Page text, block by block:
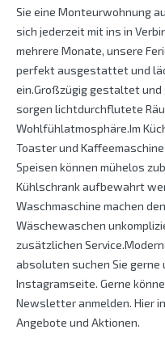
Sie eine Monteurwohnung
sich jederzeit mit ins in
mehrere Monate, unsere
perfekt ausgestattet und
ein.Großzügig gestaltet
sorgen lichtdurchflutete
Wohlfühlatmosphäre.Im
Toaster und
Speisen können mühelos
Kühlschrank aufbewahrt
Waschmaschine machen
Wäschewaschen
zusätzlichen
absoluten suchen Sie gerne
Instagramseite. Gerne
Newsletter anmelden. Hier
Angebote und Aktionen.